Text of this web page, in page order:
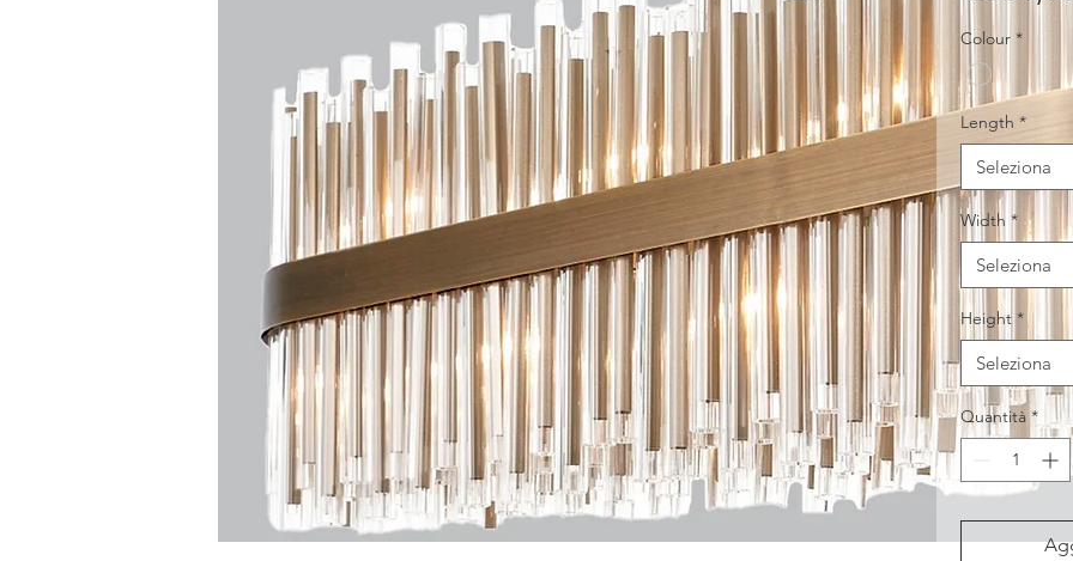
Colour *
Length *
Seleziona
Width *
Seleziona
Height *
Seleziona
Quantità *